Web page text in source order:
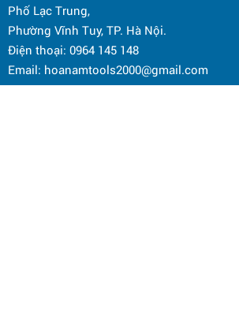
Phố Lạc Trung,
Phường Vĩnh Tuy, TP. Hà Nội.
Điện thoại: 0964 145 148
Email: hoanamtools2000@gmail.com